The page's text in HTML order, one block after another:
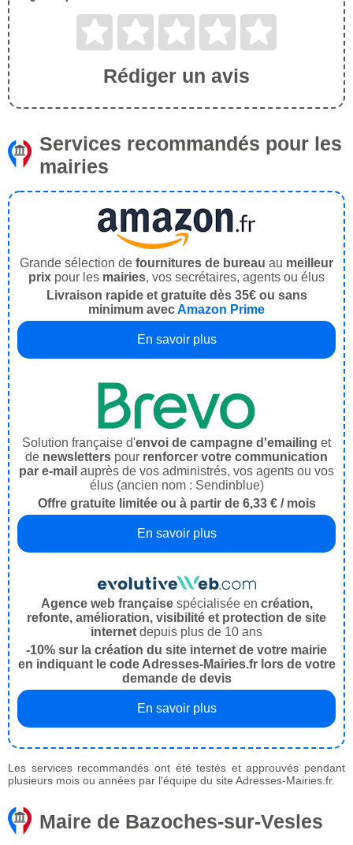
Rédiger un avis
Services recommandés pour les
mairies
Grande sélection de fournitures de bureau au meilleur
prix pour les mairies, vos secrétaires, agents ou élus
Livraison rapide et gratuite dès 35€ ou sans
minimum avecAmazon Prime
En savoir plus
Solution française d'envoi de campagne d'emailing et
de newsletters pour renforcer votre communication
par e-mail auprès de vos administrés, vos agents ou vos
élus (ancien nom : Sendinblue)
Offre gratuite limitée ou à partir de 6,33 € / mois
En savoir plus
Agence web françaisespécialisée en création,
refonte, amélioration, visibilité et protection de site
internet depuis plus de 10 ans
-10% sur la création du site internet de votre mairie
en indiquant le code Adresses-Mairies.fr lors de votre
demande de devis
En savoir plus
Les services recommandés ont été testés et approuvés pendant
plusieurs mois ou années par l'équipe du site Adresses-Mairies.fr.
Maire de Bazoches-sur-Vesles